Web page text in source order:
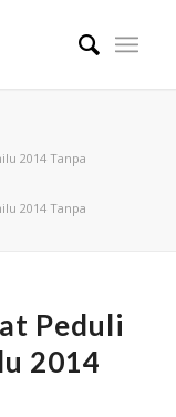
2014 Tanpa
2014 Tanpa
Peduli
2014